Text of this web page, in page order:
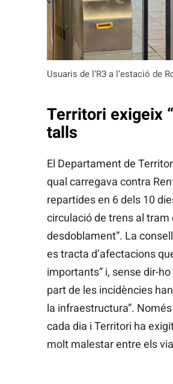
Usuaris de l’R3 a l’estació de
Territori exigeix
talls
El Departament de
qual carregava contra
repartides en 6 dels 10
circulació de trens al tram
desdoblament”. La
es tracta d’afectacions
importants” i, sense dir-
part de les incidències
la infraestructura”.
cada dia i Territori ha
molt malestar entre els